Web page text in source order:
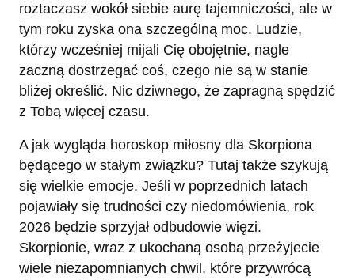
roztaczasz wokół siebie aurę tajemniczości, ale w
tym roku zyska ona szczególną moc. Ludzie,
którzy wcześniej mijali Cię obojętnie, nagle
zaczną dostrzegać coś, czego nie są w stanie
bliżej określić. Nic dziwnego, że zapragną spędzić
z Tobą więcej czasu.
A jak wygląda horoskop miłosny dla Skorpiona
będącego w stałym związku? Tutaj także szykują
się wielkie emocje. Jeśli w poprzednich latach
pojawiały się trudności czy niedomówienia, rok
2026 będzie sprzyjał odbudowie więzi.
Skorpionie, wraz z ukochaną osobą przeżyjecie
wiele niezapomnianych chwil, które przywrócą